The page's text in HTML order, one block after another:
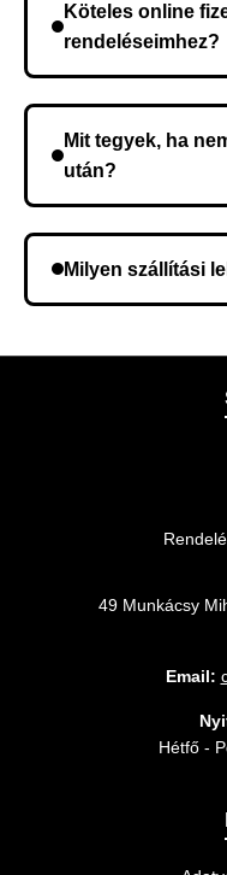
kerül, és ez az
Köteles online
rendeléseimhez?
Mit tegyek, ha
után?
meg a rendelést.
Milyen szállítási
legmegfelelőbb
49 Munkácsy
Email:
Hétfő -